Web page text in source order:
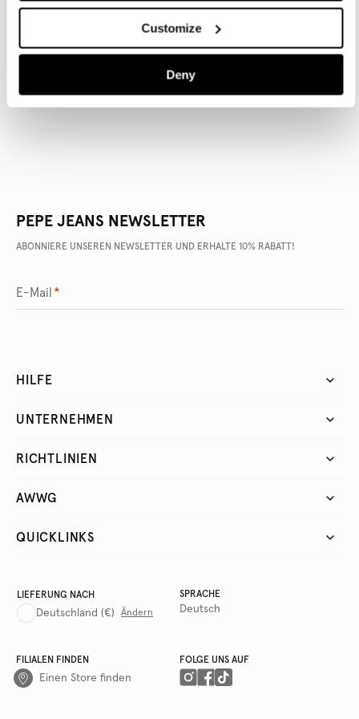
Customize
Deny
ARTIKEL DETAILS
PEPE JEANS NEWSLETTER
ABONNIERE UNSEREN NEWSLETTER UND ERHALTE 10% RABATT!
E-Mail *
HILFE
UNTERNEHMEN
RICHTLINIEN
AWWG
QUICKLINKS
LIEFERUNG NACH
Deutschland (€) Ändern
SPRACHE
Deutsch
FILIALEN FINDEN
Einen Store finden
FOLGE UNS AUF